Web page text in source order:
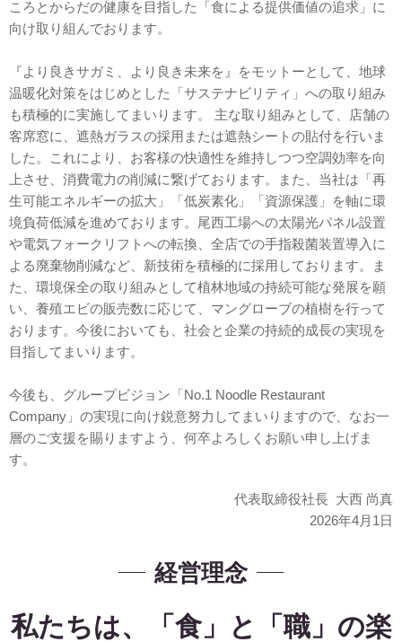
ころとからだの健康を目指した「食による提供価値の追求」に
向け取り組んでおります。
『より良きサガミ、より良き未来を』をモットーとして、地球
温暖化対策をはじめとした「サステナビリティ」への取り組み
も積極的に実施してまいります。 主な取り組みとして、店舗の
客席窓に、遮熱ガラスの採用または遮熱シートの貼付を行いま
した。これにより、お客様の快適性を維持しつつ空調効率を向
上させ、消費電力の削減に繋げております。また、当社は「再
生可能エネルギーの拡大」「低炭素化」「資源保護」を軸に環
境負荷低減を進めております。尾西工場への太陽光パネル設置
や電気フォークリフトへの転換、全店での手指殺菌装置導入に
よる廃棄物削減など、新技術を積極的に採用しております。ま
た、環境保全の取り組みとして植林地域の持続可能な発展を願
い、養殖エビの販売数に応じて、マングローブの植樹を行って
おります。今後においても、社会と企業の持続的成長の実現を
目指してまいります。
今後も、グループビジョン「No.1 Noodle Restaurant
Company」の実現に向け鋭意努力してまいりますので、なお一
層のご支援を賜りますよう、何卒よろしくお願い申し上げま
す。
代表取締役社長 大西 尚真
2026年4月1日
経営理念
私たちは、「食」と「職」の楽